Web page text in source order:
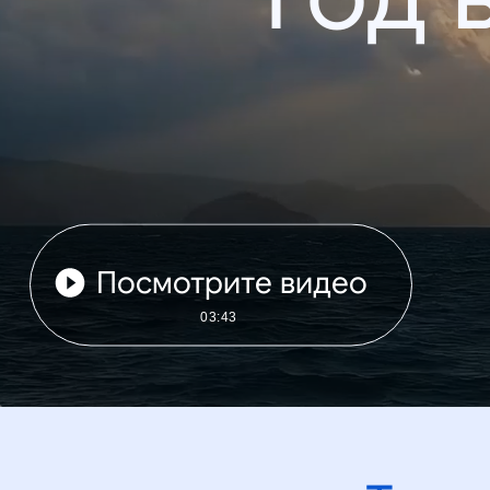
Посмотрите видео
03:43